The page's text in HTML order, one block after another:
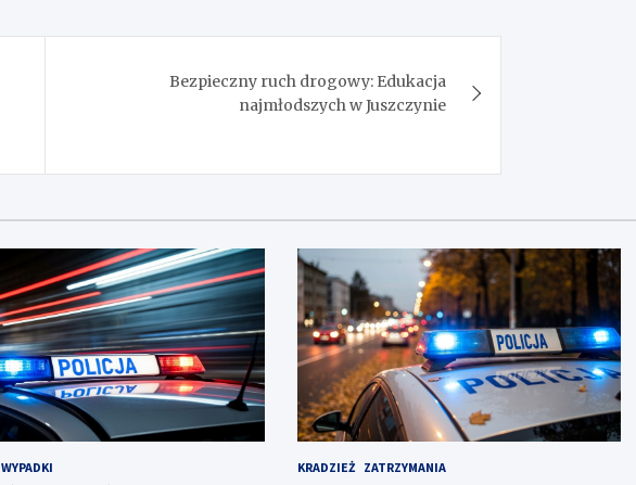
Bezpieczny ruch drogowy: Edukacja
najmłodszych w Juszczynie
WYPADKI KRADZIEŻ ZATRZYMANIA